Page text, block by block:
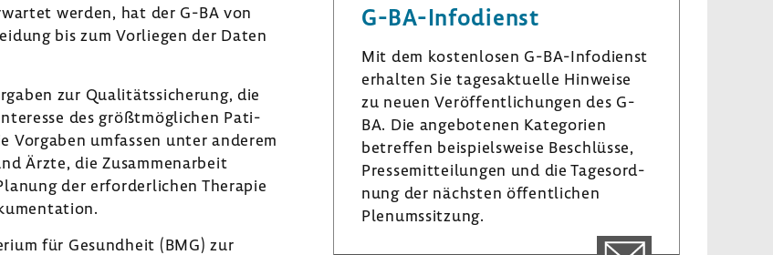
werden, hat der G-BA von
bis zum Vorliegen der Daten
zur Quali­täts­si­che­rung, die
des größt­mög­li­chen Pati­
Vorgaben umfassen unter anderem
Ärzte, die Zusam­men­ar­beit
der erfor­der­li­chen Therapie
für Gesund­heit (BMG) zur
d
n
­
r
a
m
k
G-​BA-Infodienst
Mit dem kosten­losen G-​BA-Infodienst
erhalten Sie tages­ak­tu­elle Hinweise
zu neuen Veröf­fent­li­chungen des G-
BA. Die ange­bo­tenen Kate­go­rien
betreffen beispiels­weise Beschlüsse,
Pres­se­mit­tei­lungen und die Tages­ord­
nung der nächsten öffent­li­chen
Plenumssit­zung.